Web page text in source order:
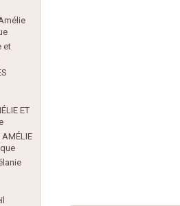
et
ET